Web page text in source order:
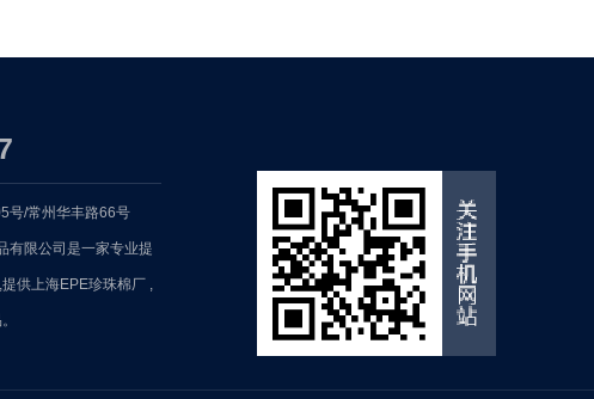
号/常州华丰路66号
有限公司是一家专业提
供上海EPE珍珠棉厂 ,